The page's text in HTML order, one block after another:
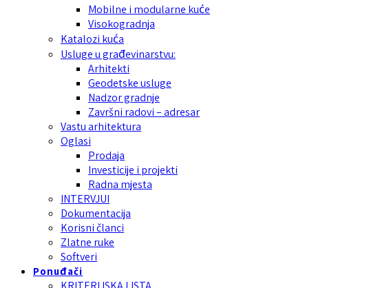
Mobilne i modularne kuće
Visokogradnja
Katalozi kuća
Usluge u građevinarstvu:
Arhitekti
Geodetske usluge
Nadzor gradnje
Završni radovi – adresar
Vastu arhitektura
Oglasi
Prodaja
Investicije i projekti
Radna mjesta
INTERVJUI
Dokumentacija
Korisni članci
Zlatne ruke
Softveri
Ponuđači